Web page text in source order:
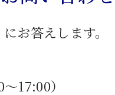
お答えします。
〜17:00）